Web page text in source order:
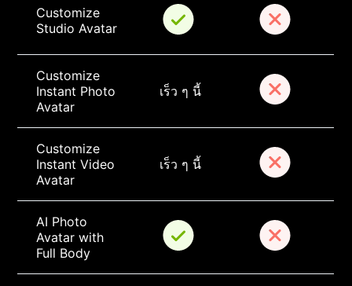
Customize
Studio Avatar
Customize
Instant Photo
Avatar
เร็ว ๆ นี้
Customize
Instant Video
Avatar
เร็ว ๆ นี้
AI Photo
Avatar with
Full Body